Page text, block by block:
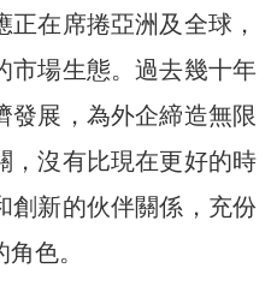
在席捲亞洲及全球，
市場生態。過去幾十年
發展，為外企締造無限
，沒有比現在更好的時
創新的伙伴關係，充份
色。